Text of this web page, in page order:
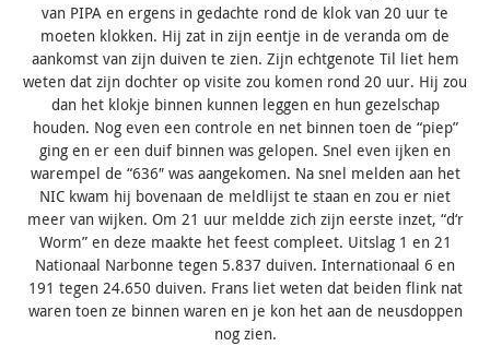
van PIPA en ergens in gedachte rond de klok van 20 uur te
moeten klokken. Hij zat in zijn eentje in de veranda om de
aankomst van zijn duiven te zien. Zijn echtgenote Til liet hem
weten dat zijn dochter op visite zou komen rond 20 uur. Hij zou
dan het klokje binnen kunnen leggen en hun gezelschap
houden. Nog even een controle en net binnen toen de “piep”
ging en er een duif binnen was gelopen. Snel even ijken en
warempel de “636″ was aangekomen. Na snel melden aan het
NIC kwam hij bovenaan de meldlijst te staan en zou er niet
meer van wijken. Om 21 uur meldde zich zijn eerste inzet, “d‘r
Worm” en deze maakte het feest compleet. Uitslag 1 en 21
Nationaal Narbonne tegen 5.837 duiven. Internationaal 6 en
191 tegen 24.650 duiven. Frans liet weten dat beiden flink nat
waren toen ze binnen waren en je kon het aan de neusdoppen
nog zien.